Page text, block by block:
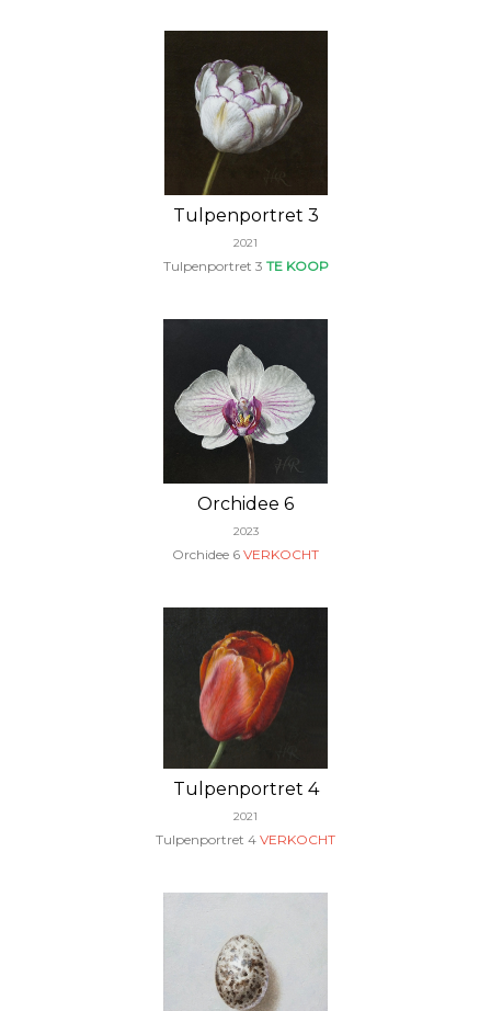
Tulpenportret 3
2021
Tulpenportret 3 TE KOOP
Orchidee 6
2023
Orchidee 6 VERKOCHT
Tulpenportret 4
2021
Tulpenportret 4 VERKOCHT